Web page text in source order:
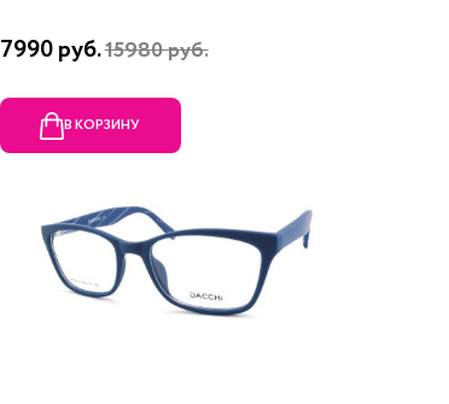
7990 руб.15980 руб.
В КОРЗИНУ